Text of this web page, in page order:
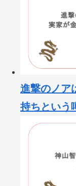
進撃のノア
持ちという